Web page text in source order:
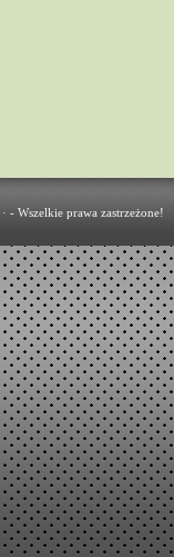
· - Wszelkie prawa zastrzeżone!